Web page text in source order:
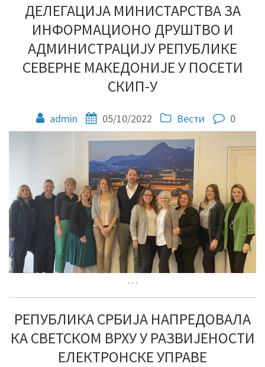
ДЕЛЕГАЦИЈА МИНИСТАРСТВА ЗА
ИНФОРМАЦИОНО ДРУШТВО И
АДМИНИСТРАЦИЈУ РЕПУБЛИКЕ
СЕВЕРНЕ МАКЕДОНИЈЕ У ПОСЕТИ
СКИП-У
admin 05/10/2022 Вести 0
…
РЕПУБЛИКА СРБИЈА НАПРЕДОВАЛА
КА СВЕТСКОМ ВРХУ У РАЗВИЈЕНОСТИ
ЕЛЕКТРОНСКЕ УПРАВЕ